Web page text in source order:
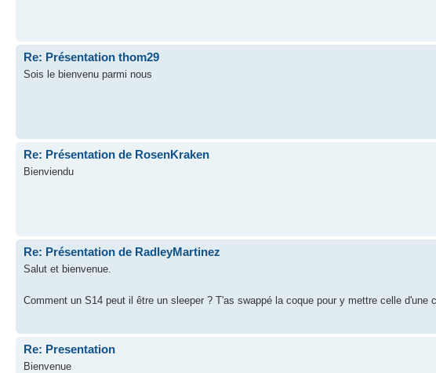
Re: Présentation thom29
Sois le bienvenu parmi nous
Re: Présentation de RosenKraken
Bienviendu
Re: Présentation de RadleyMartinez
Salut et bienvenue.
Comment un S14 peut il être un sleeper ? T'as swappé la coque pour y mettre celle d'une
Re: Presentation
Bienvenue